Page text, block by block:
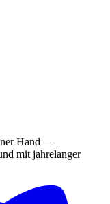
Hand —
mit jahrelanger